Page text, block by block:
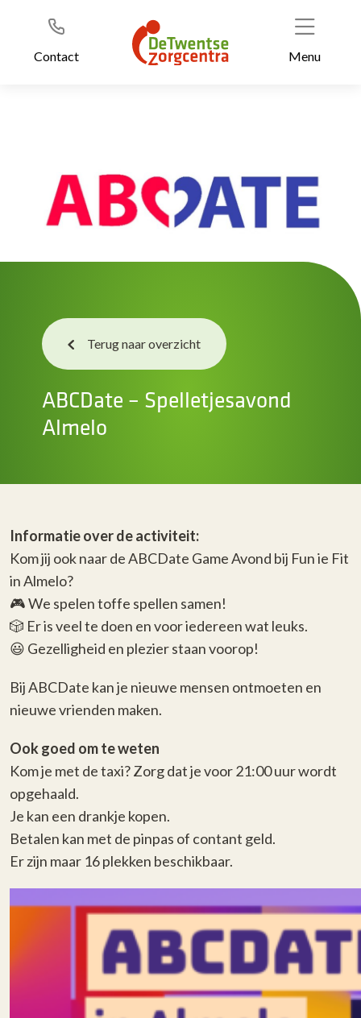
Header
Contact Menu
Terug naar overzicht
ABCDate – Spelletjesavond
Almelo
Informatie over de activiteit:
Kom jij ook naar de ABCDate Game Avond bij Fun ie Fit
in Almelo?
🎮 We spelen toffe spellen samen!
🎲 Er is veel te doen en voor iedereen wat leuks.
😃 Gezelligheid en plezier staan voorop!
Bij ABCDate kan je nieuwe mensen ontmoeten en
nieuwe vrienden maken.
Ook goed om te weten
Kom je met de taxi? Zorg dat je voor 21:00 uur wordt
opgehaald.
Je kan een drankje kopen.
Betalen kan met de pinpas of contant geld.
Er zijn maar 16 plekken beschikbaar.